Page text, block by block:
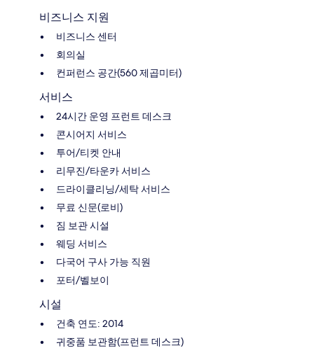
비즈니스 지원
비즈니스 센터
회의실
컨퍼런스 공간(560 제곱미터)
서비스
24시간 운영 프런트 데스크
콘시어지 서비스
투어/티켓 안내
리무진/타운카 서비스
드라이클리닝/세탁 서비스
무료 신문(로비)
짐 보관 시설
웨딩 서비스
다국어 구사 가능 직원
포터/벨보이
시설
건축 연도: 2014
귀중품 보관함(프런트 데스크)